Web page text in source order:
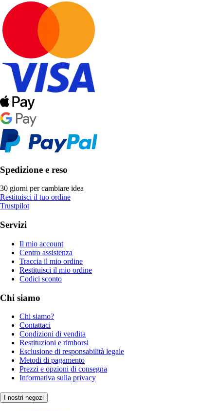
Spedizione e reso
30 giorni per cambiare idea
Restituisci il tuo ordine
Trustpilot
Servizi
Il mio account
Centro assistenza
Traccia il mio ordine
Restituisci il mio ordine
Codici sconto
Chi siamo
Chi siamo?
Contattaci
Condizioni di vendita
Restituzioni e rimborsi
Esclusione di responsabilità legale
Metodi di pagamento
Prezzi e opzioni di consegna
Informativa sulla privacy
I nostri negozi